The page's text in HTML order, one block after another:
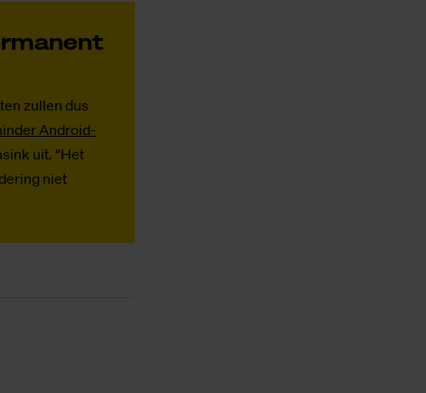
zullen dus
Android-
uit. “Het
niet